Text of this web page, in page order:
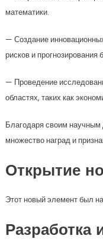
математики.
— Создание
рисков и
— Проведение
областях, таких как
Благодаря своим
множество наград и
Открытие
Этот новый элемент был
Разработка